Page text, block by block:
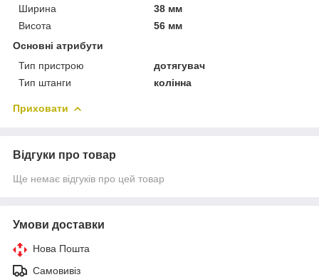
Ширина
38 мм
Висота
56 мм
Основні атрибути
Тип пристрою
дотягувач
Тип штанги
колінна
Приховати
Відгуки про товар
Ще немає відгуків про цей товар
Умови доставки
Нова Пошта
Самовивіз